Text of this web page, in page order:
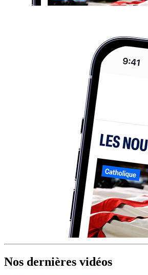
Nos dernières vidéos